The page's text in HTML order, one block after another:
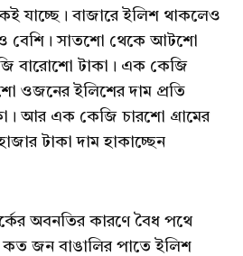
যাচ্ছে। বাজারে ইলিশ থাকলেও
বেশি। সাতশো থেকে আটশো
বারোশো টাকা। এক কেজি
ওজনের ইলিশের দাম প্রতি
আর এক কেজি চারশো গ্রামের
টাকা দাম হাকাচ্ছেন
অবনতির কারণে বৈধ পথে
জন বাঙালির পাতে ইলিশ